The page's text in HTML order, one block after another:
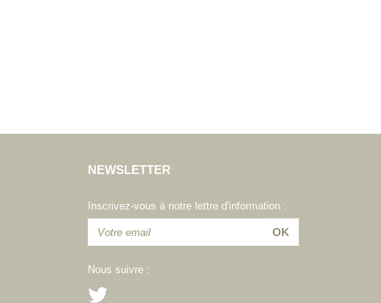
NEWSLETTER
Inscrivez-vous à notre lettre d'information :
Nous suivre :